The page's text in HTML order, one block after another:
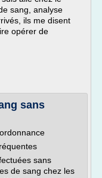
sang, analyse
ils me disent
opérer de
sans
sans
de sang chez les